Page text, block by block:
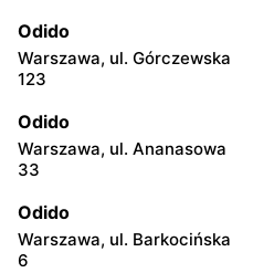
Odido
Warszawa, ul. Górczewska
123
Odido
Warszawa, ul. Ananasowa
33
Odido
Warszawa, ul. Barkocińska
6